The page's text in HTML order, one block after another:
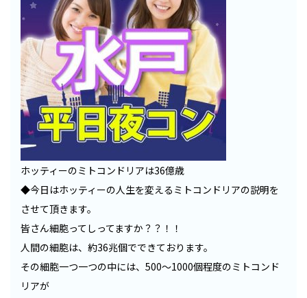
ホッティーのミトコンドリアは36億歳
◆今日はホッティーの人生を変えるミトコンドリアの説明を
させて頂きます。
皆さん細胞ってしってますか？？！！
人間の細胞は、約36兆個でできております。
その細胞一つ一つの中には、500～1000個程度のミトコンド
リアが